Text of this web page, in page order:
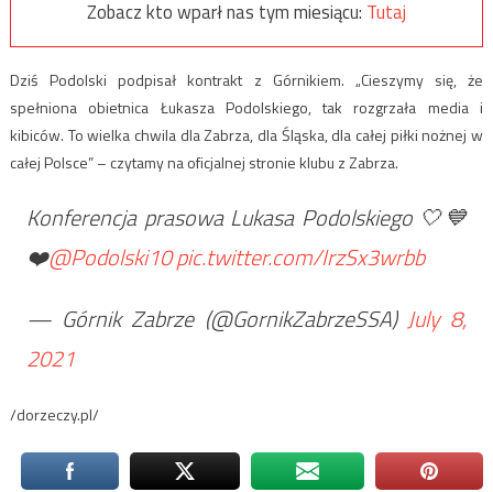
Zobacz kto wparł nas tym miesiącu: Tutaj
Dziś Podolski podpisał kontrakt z Górnikiem. „Cieszymy się, że
spełniona obietnica Łukasza Podolskiego, tak rozgrzała media i
kibiców. To wielka chwila dla Zabrza, dla Śląska, dla całej piłki nożnej w
całej Polsce” – czytamy na oficjalnej stronie klubu z Zabrza.
Konferencja prasowa Lukasa Podolskiego 🤍💙
❤️@Podolski10pic.twitter.com/IrzSx3wrbb
— Górnik Zabrze (@GornikZabrzeSSA) July 8,
2021
/dorzeczy.pl/